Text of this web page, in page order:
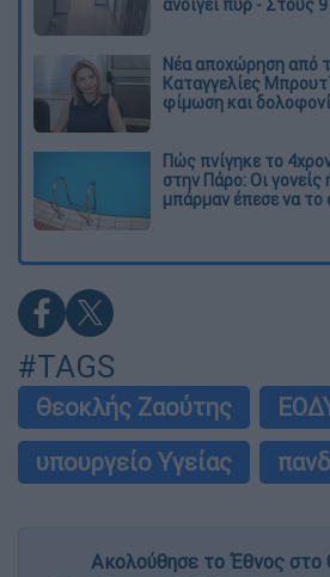
ανοίγει πυρ - Στους
Νέα αποχώρηση από
Καταγγελίες
φίμωση και
Πώς πνίγηκε το
στην Πάρο: Οι
μπάρμαν έπεσε να το
#TAGS
Θεοκλής Ζαούτης
υπουργείο Υγείας
Ακολούθησε το Έθνος στο